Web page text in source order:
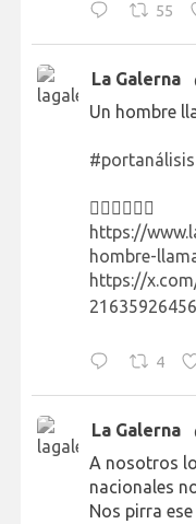
55
La Galerna
Un hombre
#portanálisis
👉🏻👉🏻👉🏻
https://
hombre-
https://
4
La Galerna
A nosotros
nacionales
Nos pirra